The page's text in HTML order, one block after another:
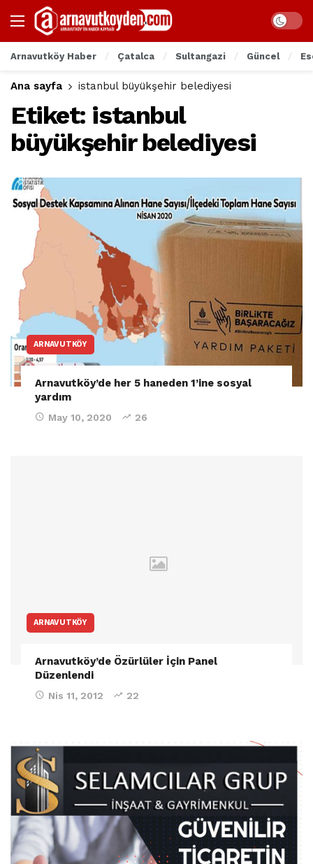
Arnavutköy Haber Çatalca Sultangazi Güncel
Ana sayfa istanbul büyükşehir belediyesi
Etiket: istanbul
büyükşehir belediyesi
ARNAVUTKÖY
Arnavutköy’de her 5 haneden 1’ine sosyal
yardım
May 10, 2020 26
ARNAVUTKÖY
Arnavutköy’de Özürlüler İçin Panel
Düzenlendi
Nis 11, 2012 22